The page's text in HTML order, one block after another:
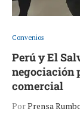
Convenios
Perú y El
negociación
comercial
PorPrensa